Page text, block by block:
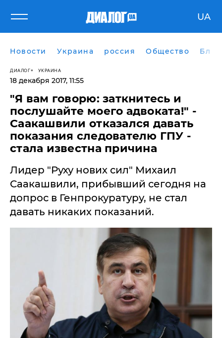
UA
Новости Украина россия Общество
ДИАЛОГ УКРАИНА
18 декабря 2017, 11:55
"Я вам говорю: заткнитесь и
послушайте моего адвоката!" -
Саакашвили отказался давать
показания следователю ГПУ -
стала известна причина
Лидер "Руху нових сил" Михаил
Саакашвили, прибывший сегодня на
допрос в Генпрокуратуру, не стал
давать никаких показаний.